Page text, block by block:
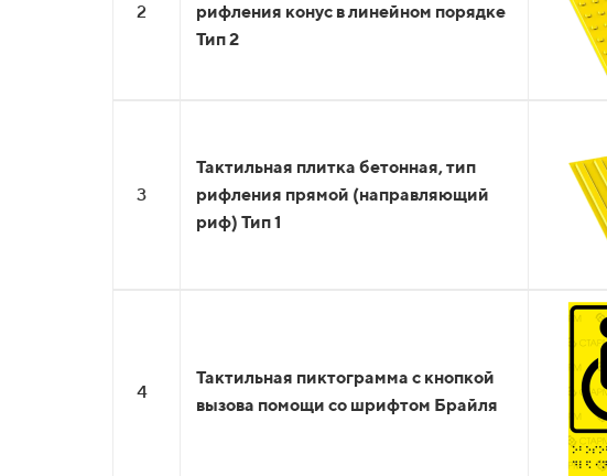
2
рифления конус в линейном порядке
Тип 2
3
Тактильная плитка бетонная, тип
рифления прямой (направляющий
риф) Тип 1
4
Тактильная пиктограмма с кнопкой
вызова помощи со шрифтом Брайля